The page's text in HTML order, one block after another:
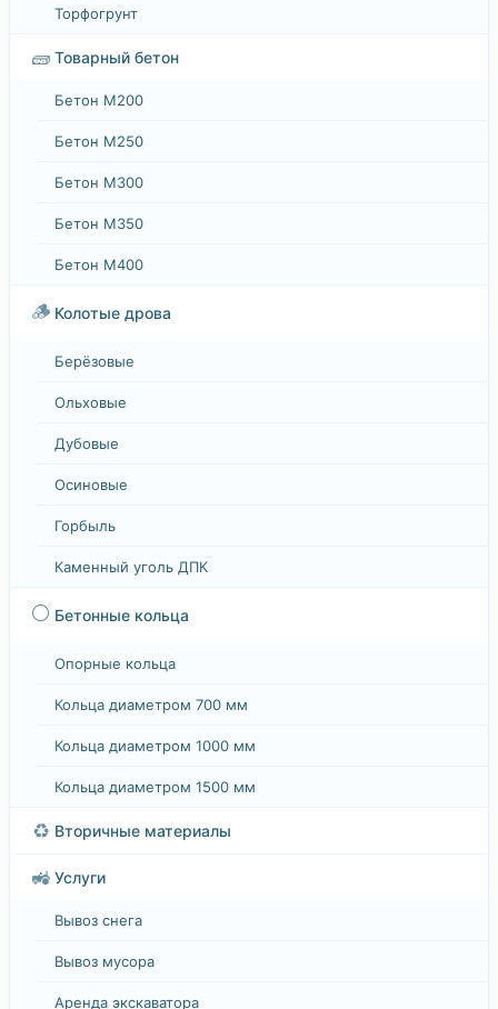
Торфогрунт
🧱 Товарный бетон
Бетон М200
Бетон М250
Бетон М300
Бетон М350
Бетон М400
🪵 Колотые дрова
Берёзовые
Ольховые
Дубовые
Осиновые
Горбыль
Каменный уголь ДПК
⚪ Бетонные кольца
Опорные кольца
Кольца диаметром 700 мм
Кольца диаметром 1000 мм
Кольца диаметром 1500 мм
♻️ Вторичные материалы
🚜 Услуги
Вывоз снега
Вывоз мусора
Аренда экскаватора